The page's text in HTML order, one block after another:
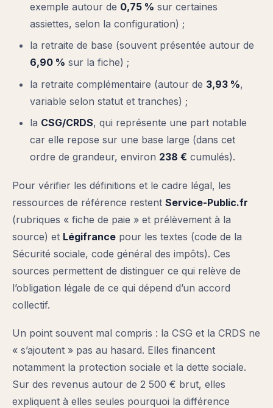
exemple autour de 0,75 % sur certaines
assiettes, selon la configuration) ;
la retraite de base (souvent présentée autour de
6,90 % sur la fiche) ;
la retraite complémentaire (autour de 3,93 %,
variable selon statut et tranches) ;
la CSG/CRDS, qui représente une part notable
car elle repose sur une base large (dans cet
ordre de grandeur, environ 238 € cumulés).
Pour vérifier les définitions et le cadre légal, les
ressources de référence restent Service-Public.fr
(rubriques « fiche de paie » et prélèvement à la
source) et Légifrance pour les textes (code de la
Sécurité sociale, code général des impôts). Ces
sources permettent de distinguer ce qui relève de
l’obligation légale de ce qui dépend d’un accord
collectif.
Un point souvent mal compris : la CSG et la CRDS ne
« s’ajoutent » pas au hasard. Elles financent
notamment la protection sociale et la dette sociale.
Sur des revenus autour de 2 500 € brut, elles
expliquent à elles seules pourquoi la différence